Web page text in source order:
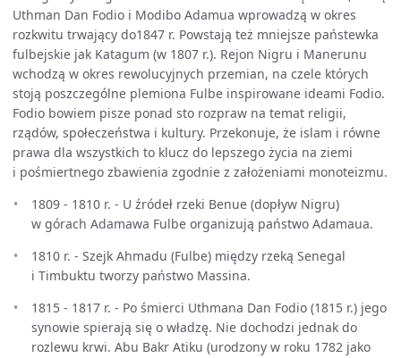
Uthman Dan Fodio i Modibo Adamua wprowadzą w okres
rozkwitu trwający do1847 r. Powstają też mniejsze państewka
fulbejskie jak Katagum (w 1807 r.). Rejon Nigru i Manerunu
wchodzą w okres rewolucyjnych przemian, na czele których
stoją poszczególne plemiona Fulbe inspirowane ideami Fodio.
Fodio bowiem pisze ponad sto rozpraw na temat religii,
rządów, społeczeństwa i kultury. Przekonuje, że islam i równe
prawa dla wszystkich to klucz do lepszego życia na ziemi
i pośmiertnego zbawienia zgodnie z założeniami monoteizmu.
1809 - 1810 r. - U źródeł rzeki Benue (dopływ Nigru)
w górach Adamawa Fulbe organizują państwo Adamaua.
1810 r. - Szejk Ahmadu (Fulbe) między rzeką Senegal
i Timbuktu tworzy państwo Massina.
1815 - 1817 r. - Po śmierci Uthmana Dan Fodio (1815 r.) jego
synowie spierają się o władzę. Nie dochodzi jednak do
rozlewu krwi. Abu Bakr Atiku (urodzony w roku 1782 jako